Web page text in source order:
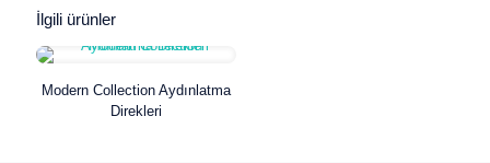
İlgili ürünler
Modern Collection Aydınlatma
Direkleri